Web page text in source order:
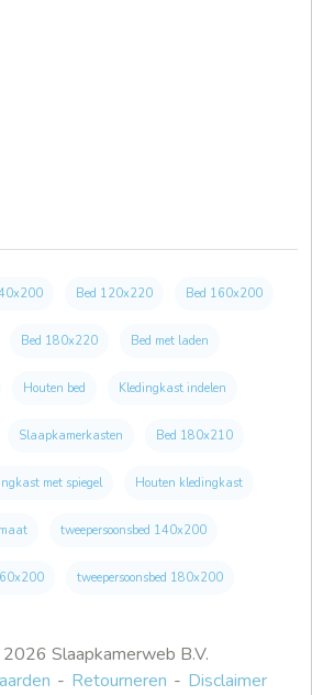
Slaapkamerweb B.V.
Retourneren
Disclaimer
Bed 120x220 Bed 160x200
Bed 180x220 Bed met laden
Houten bed Kledingkast indelen
Slaapkamerkasten Bed 180x210
met spiegel Houten kledingkast
tweepersoonsbed 140x200
tweepersoonsbed 180x200